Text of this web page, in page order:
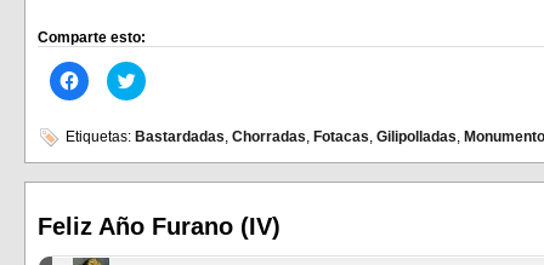
Comparte esto:
Haz
clic
en
Facebook
(Se
abre
ventana
nueva)
Haz
clic
en
(Se
abre
ventana
nueva)
Etiquetas: Bastardadas, Chorradas, Fotacas, Gilipolladas,
Feliz Año Furano (IV)